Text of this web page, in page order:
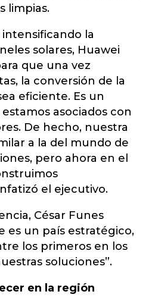
limpias.
intensificando la
solares, Huawei
que una vez
la conversión de la
eficiente. Es un
asociados con
De hecho, nuestra
a la del mundo de
pero ahora en el
el ejecutivo.
César Funes
es un país estratégico,
los primeros en los
soluciones”.
en la región